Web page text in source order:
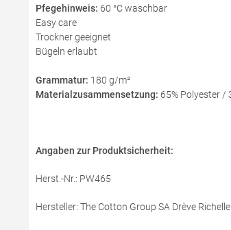
Pfegehinweis: 60 °C waschbar
Easy care
Trockner geeignet
Bügeln erlaubt
Grammatur: 180 g/m²
Materialzusammensetzung: 65% Polyester /
Angaben zur Produktsicherheit:
Herst.-Nr.: PW465
Hersteller: The Cotton Group SA Drève